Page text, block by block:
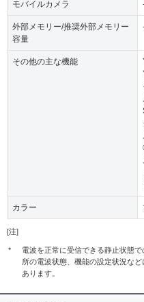
モバイルカメラ
外部メモリー/推奨外部メモリー
容量
その他の主な機能
カラー
[注]
*
電波を正常に受信できる静止状態
所の電波状態、機能の設定状況な
あります。